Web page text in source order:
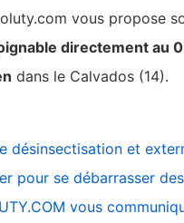
vous propose
directement au
dans le Calvados (14).
désinsectisation et
pour se débarrasser
vous